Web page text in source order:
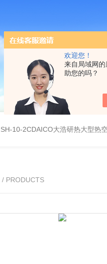
欢迎您！
来自局域网
助您的吗？
SH-10-2CDAICO大浩研热大型热
/ PRODUCTS